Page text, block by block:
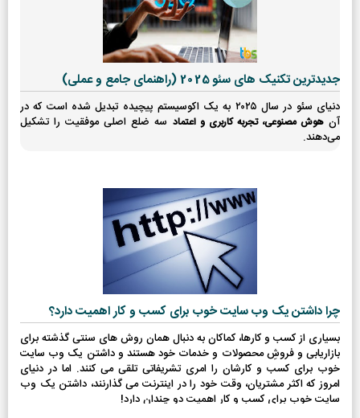
جدیدترین تکنیک های سئو 2025 (راهنمای جامع و عملی)
دنیای سئو در سال ۲۰۲۵ به یک اکوسیستم پیچیده تبدیل شده است که در
آنهوش مصنوعی، تجربه کاربری و اعتماد سه ضلع اصلی موفقیت را تشکیل
می‌دهند.
چرا داشتن یک وب سایت خوب برای کسب و کار اهمیت دارد؟
بسیاری از کسب و کارها، کماکان به دنبال همان روش های سنتی گذشته برای
بازاریابی و فروشِ محصولات و خدمات خود هستند و داشتن یک وب سایت
خوب برای کسب و کارشان را امری تشریفاتی تلقی می کنند. اما در دنیای
امروز که اکثر مشتریان، وقت خود را در اینترنت می گذارنند، داشتن یک وب
سایت خوب برای کسب و کار اهمیت دو چندان دارد!